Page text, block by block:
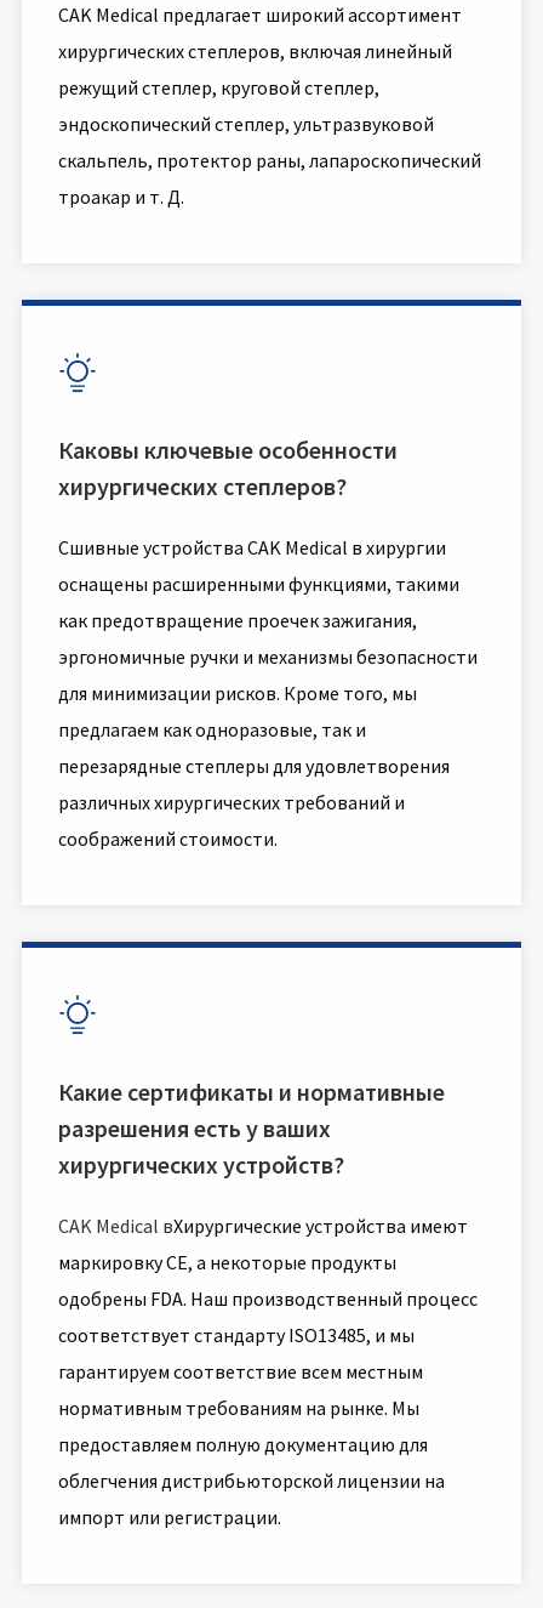
CAK Medical предлагает широкий ассортимент
хирургических степлеров, включая линейный
режущий степлер, круговой степлер,
эндоскопический степлер, ультразвуковой
скальпель, протектор раны, лапароскопический
троакар и т. Д.

Каковы ключевые особенности
хирургических степлеров?
Сшивные устройства CAK Medical в хирургии
оснащены расширенными функциями, такими
как предотвращение проечек зажигания,
эргономичные ручки и механизмы безопасности
для минимизации рисков. Кроме того, мы
предлагаем как одноразовые, так и
перезарядные степлеры для удовлетворения
различных хирургических требований и
соображений стоимости.

Какие сертификаты и нормативные
разрешения есть у ваших
хирургических устройств?
CAK Medical вХирургические устройства имеют
маркировку CE, а некоторые продукты
одобрены FDA. Наш производственный процесс
соответствует стандарту ISO13485, и мы
гарантируем соответствие всем местным
нормативным требованиям на рынке. Мы
предоставляем полную документацию для
облегчения дистрибьюторской лицензии на
импорт или регистрации.